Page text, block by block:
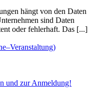
hängt von den Daten
sind Daten
oder fehlerhaft. Das [...]
und zur Anmeldung!